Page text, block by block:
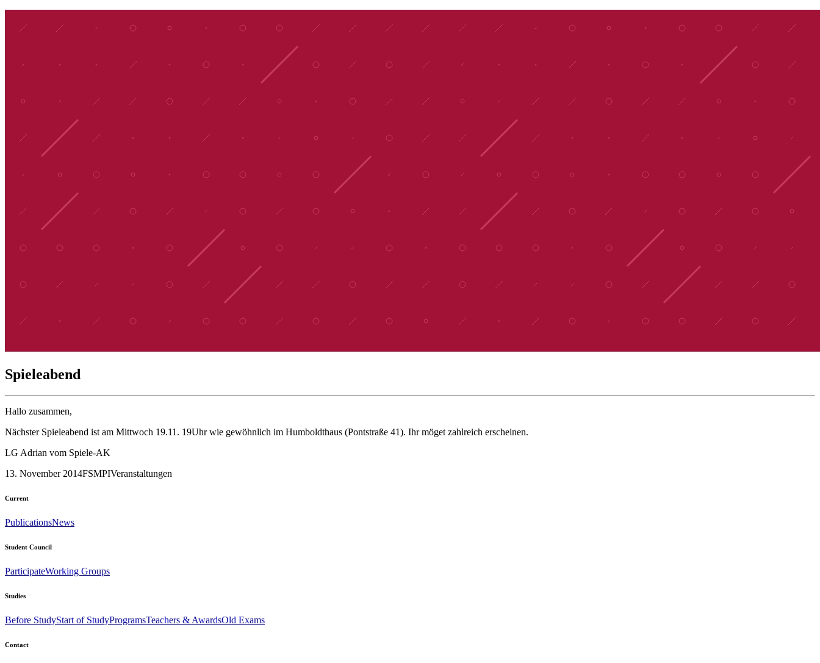
Spieleabend
Hallo zusammen,
Nächster Spieleabend ist am Mittwoch 19.11. 19Uhr wie gewöhnlich im Humboldthaus (Pontstraße 41). Ihr möget zahlreich erscheinen.
LG Adrian vom Spiele-AK
13. November 2014FSMPIVeranstaltungen
Current
PublicationsNews
Student Council
ParticipateWorking Groups
Studies
Before StudyStart of StudyProgramsTeachers & AwardsOld Exams
Contact